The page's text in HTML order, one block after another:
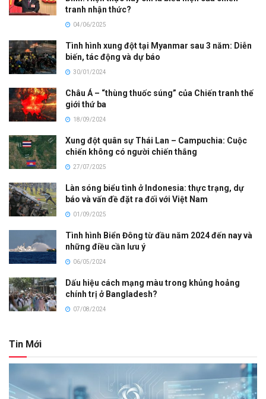
tranh nhận thức?
04/06/2025
Tình hình xung đột tại Myanmar sau 3 năm: Diễn
biến, tác động và dự báo
30/01/2024
Châu Á – “thùng thuốc súng” của Chiến tranh thế
giới thứ ba
18/09/2024
Xung đột quân sự Thái Lan – Campuchia: Cuộc
chiến không có người chiến thắng
27/07/2025
Làn sóng biểu tình ở Indonesia: thực trạng, dự
báo và vấn đề đặt ra đối với Việt Nam
01/09/2025
Tình hình Biển Đông từ đầu năm 2024 đến nay và
những điều cần lưu ý
06/05/2024
Dấu hiệu cách mạng màu trong khủng hoảng
chính trị ở Bangladesh?
07/08/2024
Tin Mới